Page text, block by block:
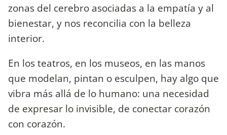
zonas del cerebro asociadas a la empatía y al
bienestar, y nos reconcilia con la belleza
interior.
En los teatros, en los museos, en las manos
que modelan, pintan o esculpen, hay algo que
vibra más allá de lo humano: una necesidad
de expresar lo invisible, de conectar corazón
con corazón.